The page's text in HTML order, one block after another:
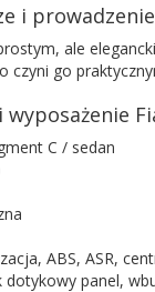
i
ale
czyni go
wyposażenie
C / sedan
ABS, ASR,
panel,